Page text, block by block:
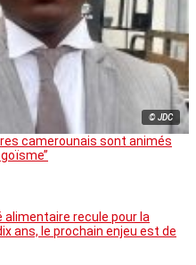
© JDC
camerounais sont animés
alimentaire recule pour la
ans, le prochain enjeu est de